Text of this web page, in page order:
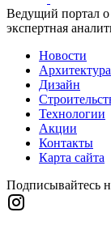
Ведущий портал
экспертная
Новости
Архитектура
Дизайн
Технологии
Акции
Контакты
Карта сайта
Подписывайтесь